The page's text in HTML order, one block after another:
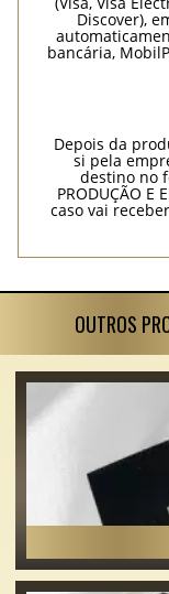
Discover),
bancária,
Depois da
si pela
destino no
PRODUÇÃO E
caso vai
OUTROS